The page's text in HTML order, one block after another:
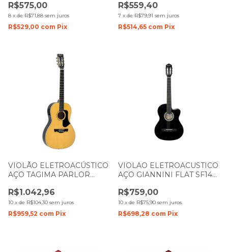
EQ03LCD BASE NATURAL
DARK BROWN 1587
R$575,00
8 x de R$71,88 sem juros
R$529,00 com Pix
EQ03LCD BASE NATURAL
DARK BROWN 1597
R$559,40
7 x de R$79,91 sem juros
R$514,65 com Pix
VIOLÃO ELETROACÚSTICO
AÇO TAGIMA PARLOR
NATURAL
R$1.042,96
10 x de R$104,30 sem juros
R$959,52 com Pix
VIOLAO ELETROACUSTICO
AÇO GIANNINI FLAT SF14
R$759,00
10 x de R$75,90 sem juros
R$698,28 com Pix